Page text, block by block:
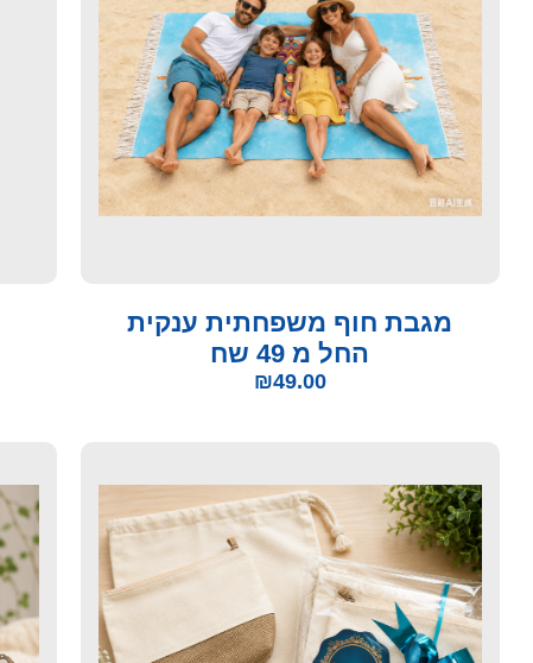
מגבת חוף משפחתית ענקית
החל מ 49 שח
₪49.00